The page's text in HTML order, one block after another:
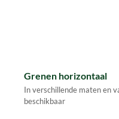
Grenen horizontaal
In verschillende maten en
beschikbaar